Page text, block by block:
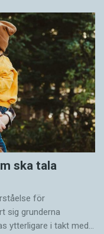
ska tala
för
sig grunderna
ytterligare i takt med…